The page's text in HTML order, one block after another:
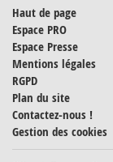
Haut de page
Espace PRO
Espace Presse
Mentions légales
RGPD
Plan du site
Contactez-nous !
Gestion des cookies